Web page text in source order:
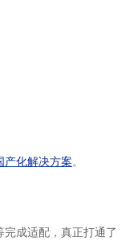
产化解决方案。
成适配，真正打通了